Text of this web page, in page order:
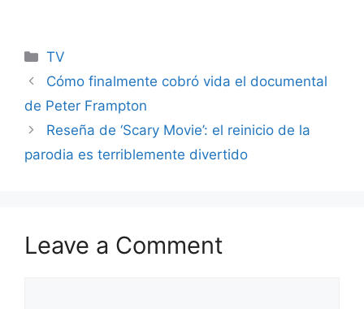
Categories
TV
Cómo finalmente cobró vida el documental
de Peter Frampton
Reseña de ‘Scary Movie’: el reinicio de la
parodia es terriblemente divertido
Leave a Comment